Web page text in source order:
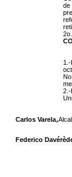
de
2.-
Carlos Varela,
Federico